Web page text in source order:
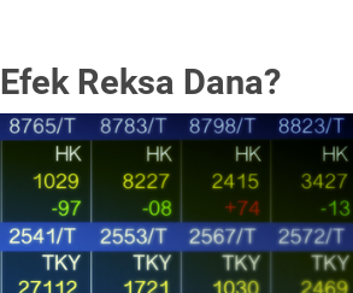
Reksa Dana?